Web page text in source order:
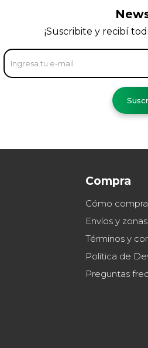
Compra
Cómo
Envíos y
Términos y
Política de
Preguntas
¡Suscribite y recibí